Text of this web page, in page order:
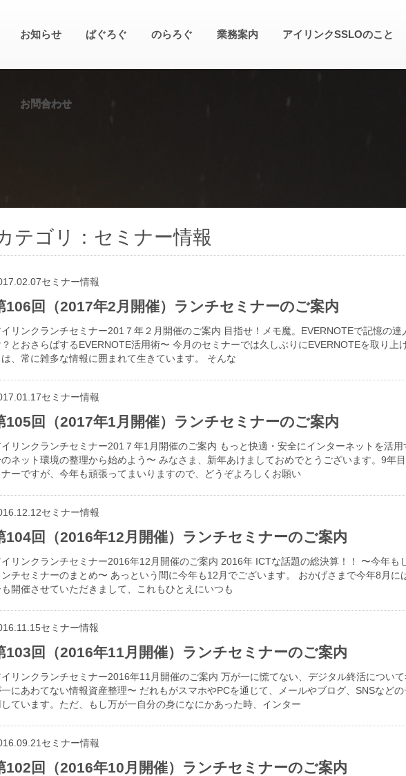
お知らせ ぱぐろぐ のらろぐ 業務案内 アイリンクSSLOのこと
お問合わせ
テゴリ：セミナー情報
セミナー情報
106回（2017年2月開催）ランチセミナーのご案内
イリンクランチセミナー201７年２月開催のご案内 目指せ！メモ魔。EVERNOTEで記憶の達
？とおさらばするEVERNOTE活用術〜 今月のセミナーでは久しぶりにEVERNOTEを取り上
は、常に雑多な情報に囲まれて生きています。 そんな
セミナー情報
105回（2017年1月開催）ランチセミナーのご案内
イリンクランチセミナー201７年1月開催のご案内 もっと快適・安全にインターネットを活
ネット環境の整理から始めよう〜 みなさま、新年あけましておめでとうございます。9年
ナーですが、今年も頑張ってまいりますので、どうぞよろしくお願い
セミナー情報
104回（2016年12月開催）ランチセミナーのご案内
イリンクランチセミナー2016年12月開催のご案内 2016年 ICTな話題の総決算！！ 〜今年も
ンチセミナーのまとめ〜 あっという間に今年も12月でございます。 おかげさまで今年8月に
も開催させていただきまして、これもひとえにいつも
セミナー情報
103回（2016年11月開催）ランチセミナーのご案内
イリンクランチセミナー2016年11月開催のご案内 万が一に慌てない、デジタル終活につい
一にあわてない情報資産整理〜 だれもがスマホやPCを通じて、メールやブログ、SNSなど
しています。ただ、もし万が一自分の身になにかあった時、インター
セミナー情報
102回（2016年10月開催）ランチセミナーのご案内